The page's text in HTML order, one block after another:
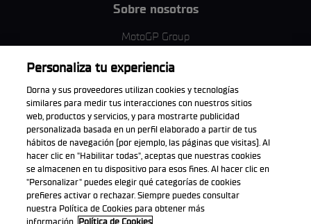
Sobre nosotros
MotoGP Group
Términos y condiciones
Política de privacidad
Política de compra
Descarga la aplicación oficial
Personaliza tu experiencia
Dorna y sus proveedores utilizan cookies y tecnologías
similares para medir tus interacciones con nuestros sitios
web, productos y servicios, y para mostrarte publicidad
personalizada basada en un perfil elaborado a partir de tus
hábitos de navegación (por ejemplo, las páginas que visitas). Al
hacer clic en "Habilitar todas", aceptas que nuestras cookies
se almacenen en tu dispositivo para esos fines. Al hacer clic en
"Personalizar" puedes elegir qué categorías de cookies
prefieres activar o rechazar. Siempre puedes consultar
nuestra Política de Cookies para obtener más
información. Política de Cookies